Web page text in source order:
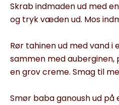
Skrab indmaden ud med
og tryk væden ud. Mos
Rør tahinen ud med vand i
sammen med auberginen,
en grov creme. Smag til
Smør baba ganoush ud